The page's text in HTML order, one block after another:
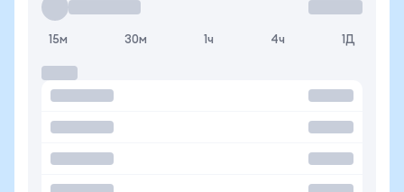
15м 30м 1ч 4ч 1Д